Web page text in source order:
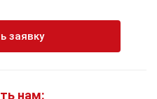
заявку
нам: